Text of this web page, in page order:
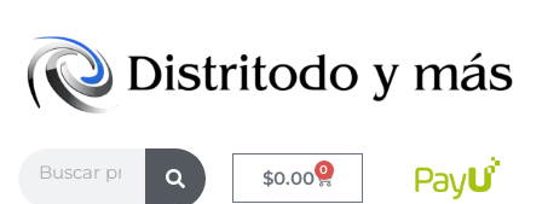
contenido
$0.00 0
Cart